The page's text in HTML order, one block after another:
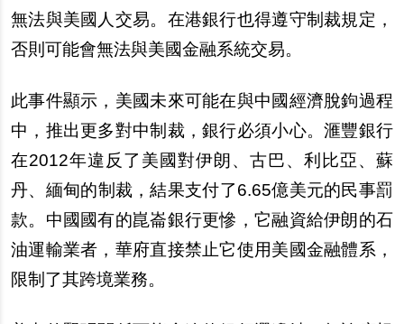
無法與美國人交易。在港銀行也得遵守制裁規定，
否則可能會無法與美國金融系統交易。
此事件顯示，美國未來可能在與中國經濟脫鉤過程
中，推出更多對中制裁，銀行必須小心。滙豐銀行
在2012年違反了美國對伊朗、古巴、利比亞、蘇
丹、緬甸的制裁，結果支付了6.65億美元的民事罰
款。中國國有的崑崙銀行更慘，它融資給伊朗的石
油運輸業者，華府直接禁止它使用美國金融體系，
限制了其跨境業務。